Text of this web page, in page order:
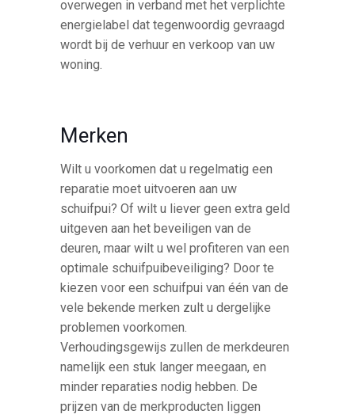
overwegen in verband met het verplichte
energielabel dat tegenwoordig gevraagd
wordt bij de verhuur en verkoop van uw
woning.
Merken
Wilt u voorkomen dat u regelmatig een
reparatie moet uitvoeren aan uw
schuifpui? Of wilt u liever geen extra geld
uitgeven aan het beveiligen van de
deuren, maar wilt u wel profiteren van een
optimale schuifpuibeveiliging? Door te
kiezen voor een schuifpui van één van de
vele bekende merken zult u dergelijke
problemen voorkomen.
Verhoudingsgewijs zullen de merkdeuren
namelijk een stuk langer meegaan, en
minder reparaties nodig hebben. De
prijzen van de merkproducten liggen